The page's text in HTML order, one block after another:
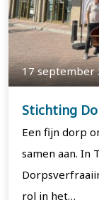
17 september
Stichting
Een fijn dorp
samen aan. In
rol in het…